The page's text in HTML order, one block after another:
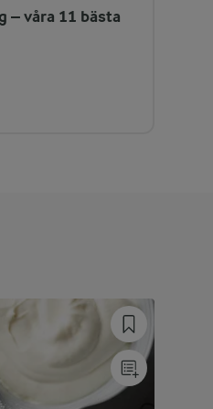
– våra 11 bästa